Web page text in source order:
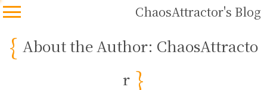
ChaosAttractor's Blog
About the Author: ChaosAttracto
r